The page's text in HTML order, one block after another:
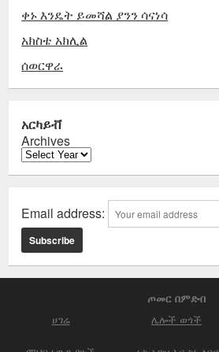
ቀኑ እንዴት ይመሻል ያንን ሳናነሳ
አክስቴ አክሊል
ሰወርዋራ
አርካይቭ
Archives
Email address:
ጦመር በምድብ
ሀገሬ ሌሎች ወጎች